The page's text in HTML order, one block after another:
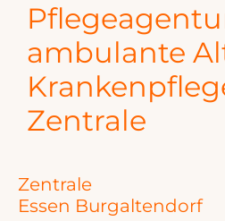
ambulante
Zentrale
Zentrale
Essen Burgaltendorf